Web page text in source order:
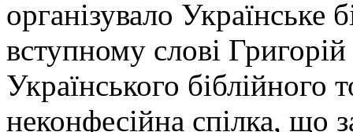
організувало Українське
вступному слові
Українського біблійного
неконфесійна спілка, що